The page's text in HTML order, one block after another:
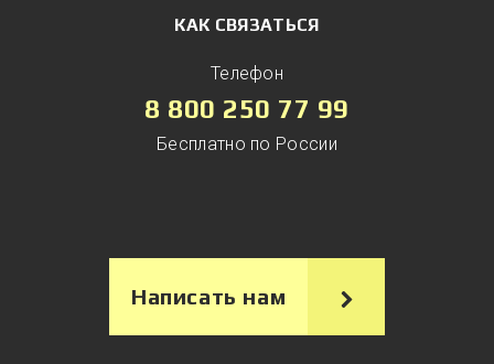
КАК СВЯЗАТЬСЯ
Телефон
8 800 250 77 99
Бесплатно по России
Написать нам